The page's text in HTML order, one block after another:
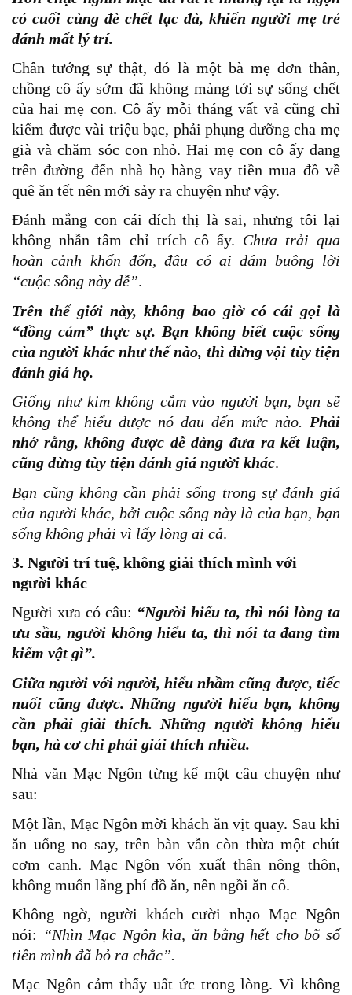
cỏ cuối cùng đè chết lạc đà, khiến người mẹ trẻ
đánh mất lý trí.
Chân tướng sự thật, đó là một bà mẹ đơn thân,
chồng cô ấy sớm đã không màng tới sự sống chết
của hai mẹ con. Cô ấy mỗi tháng vất vả cũng chỉ
kiếm được vài triệu bạc, phải phụng dưỡng cha mẹ
già và chăm sóc con nhỏ. Hai mẹ con cô ấy đang
trên đường đến nhà họ hàng vay tiền mua đồ về
quê ăn tết nên mới sảy ra chuyện như vậy.
Đánh mắng con cái đích thị là sai, nhưng tôi lại
không nhẫn tâm chỉ trích cô ấy. Chưa trải qua
hoàn cảnh khốn đốn, đâu có ai dám buông lời
“cuộc sống này dễ”.
Trên thế giới này, không bao giờ có cái gọi là
“đồng cảm” thực sự. Bạn không biết cuộc sống
của người khác như thế nào, thì đừng vội tùy tiện
đánh giá họ.
Giống như kim không cắm vào người bạn, bạn sẽ
không thể hiểu được nó đau đến mức nào. Phải
nhớ rằng, không được dễ dàng đưa ra kết luận,
cũng đừng tùy tiện đánh giá người khác.
Bạn cũng không cần phải sống trong sự đánh giá
của người khác, bởi cuộc sống này là của bạn, bạn
sống không phải vì lấy lòng ai cả.
3. Người trí tuệ, không giải thích mình với
người khác
Người xưa có câu: “Người hiểu ta, thì nói lòng ta
ưu sầu, người không hiểu ta, thì nói ta đang tìm
kiếm vật gì”.
Giữa người với người, hiểu nhầm cũng được, tiếc
nuối cũng được. Những người hiểu bạn, không
cần phải giải thích. Những người không hiểu
bạn, hà cơ chi phải giải thích nhiều.
Nhà văn Mạc Ngôn từng kể một câu chuyện như
sau:
Một lần, Mạc Ngôn mời khách ăn vịt quay. Sau khi
ăn uống no say, trên bàn vẫn còn thừa một chút
cơm canh. Mạc Ngôn vốn xuất thân nông thôn,
không muốn lãng phí đồ ăn, nên ngồi ăn cố.
Không ngờ, người khách cười nhạo Mạc Ngôn
nói: “Nhìn Mạc Ngôn kìa, ăn bằng hết cho bõ số
tiền mình đã bỏ ra chắc”.
Mạc Ngôn cảm thấy uất ức trong lòng. Vì không